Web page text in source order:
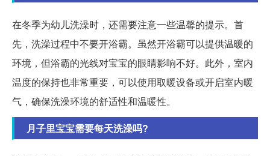
在冬季为幼儿洗澡时，还需要注意一些温馨的提示。首
先，洗澡过程中不要开浴霸。虽然开浴霸可以提供温暖的
环境，但浴霸的光线对宝宝的眼睛影响不好。此外，室内
温度的保持也非常重要，可以使用取暖设备或开启室内暖
气，确保洗澡环境的舒适性和温暖性。
月子里宝宝需要每天洗澡吗?